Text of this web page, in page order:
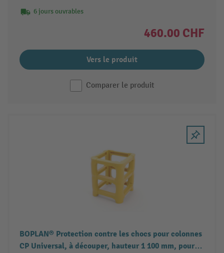
6 jours ouvrables
460.00 CHF
Vers le produit
Comparer le produit
BOPLAN® Protection contre les chocs pour colonnes
CP Universal, à découper, hauteur 1 100 mm, pour